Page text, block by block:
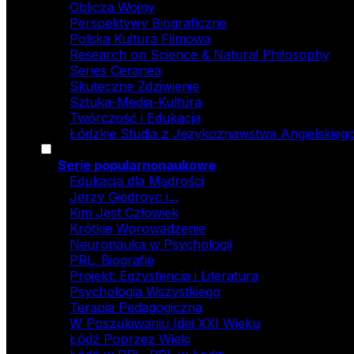
Oblicza Wojny
Perspektywy Biograficzne
Polska Kultura Filmowa
Research on Science & Natural Philosophy
Series Ceranea
Skuteczne Zdziwienie
Sztuka-Media-Kultura
Twórczość i Edukacja
Łódzkie Studia z Językoznawstwa
Serie popularnonaukowe
Edukacja dla Mądrości
Jerzy Giedroyc i...
Kim Jest Człowiek
Krótkie Wprowadzenie
Neuronauka w Psychologii
PRL. Biografie
Projekt: Egzystencja i Literatura
Psychologia Wszystkiego
Terapia Pedagogiczna
W Poszukiwaniu Idei XXI Wieku
Łódź Poprzez Wieki